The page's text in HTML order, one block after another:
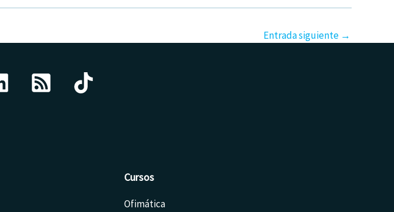
Entrada siguiente →
Cursos
Ofimática